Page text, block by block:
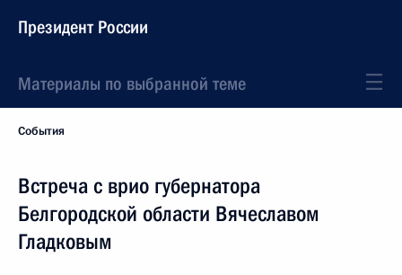
Президент России
Материалы по выбранной теме
События
Встреча с врио губернатора
Белгородской области Вячеславом
Гладковым